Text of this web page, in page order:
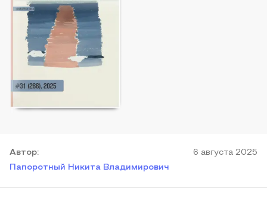
Автор:
Папоротный Никита Владимирович
6 августа 2025